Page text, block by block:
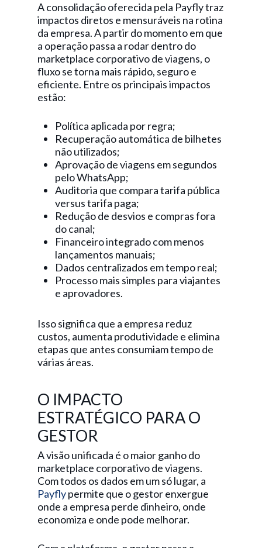
A consolidação oferecida pela Payfly traz
impactos diretos e mensuráveis na rotina
da empresa. A partir do momento em que
a operação passa a rodar dentro do
marketplace corporativo de viagens, o
fluxo se torna mais rápido, seguro e
eficiente. Entre os principais impactos
estão:
Política aplicada por regra;
Recuperação automática de bilhetes
não utilizados;
Aprovação de viagens em segundos
pelo WhatsApp;
Auditoria que compara tarifa pública
versus tarifa paga;
Redução de desvios e compras fora
do canal;
Financeiro integrado com menos
lançamentos manuais;
Dados centralizados em tempo real;
Processo mais simples para viajantes
e aprovadores.
Isso significa que a empresa reduz
custos, aumenta produtividade e elimina
etapas que antes consumiam tempo de
várias áreas.
O IMPACTO
ESTRATÉGICO PARA O
GESTOR
A visão unificada é o maior ganho do
marketplace corporativo de viagens.
Com todos os dados em um só lugar, a
Payflypermite que o gestor enxergue
onde a empresa perde dinheiro, onde
economiza e onde pode melhorar.